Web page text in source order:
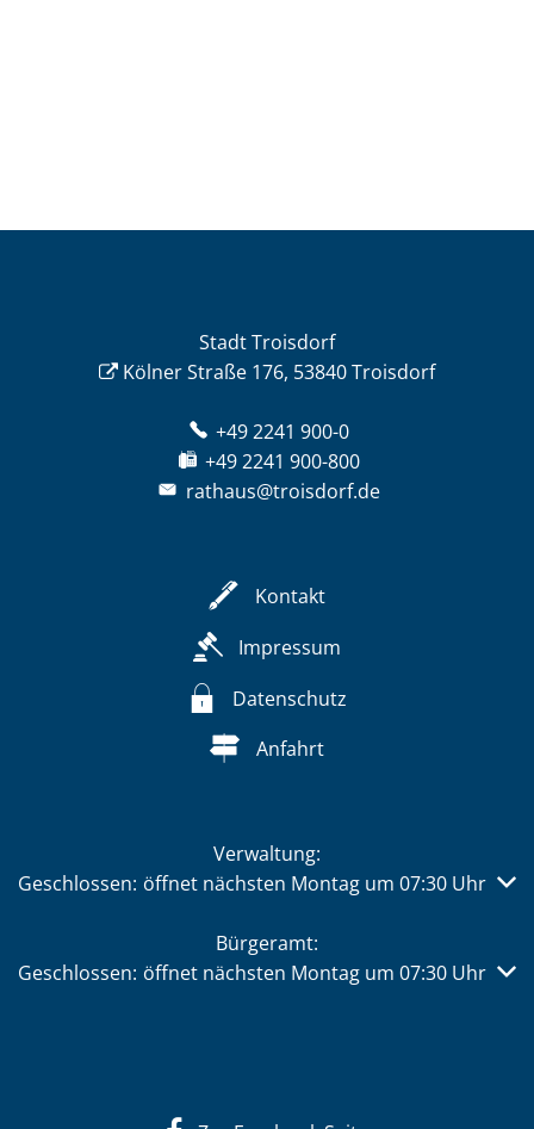
Stadt Troisdorf
Kölner Straße 176, 53840 Troisdorf
+49 2241 900-0
+49 2241 900-800
rathaus@troisdorf.de
Kontakt
Impressum
Datenschutz
Anfahrt
Verwaltung:
Klicken, um weitere Öffnungs- oder Schließzeiten
Geschlossen: öffnet nächsten Montag um 07:30 Uhr
Bürgeramt:
Klicken, um weitere Öffnungs- oder Schließzeiten
Geschlossen: öffnet nächsten Montag um 07:30 Uhr